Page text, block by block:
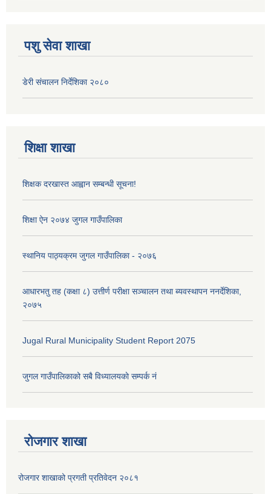
पशु सेवा शाखा
डेरी संचालन निर्देशिका २०८०
शिक्षा शाखा
शिक्षक दरखास्त आह्वान सम्बन्धी सूचना!
शिक्षा ऐन २०७४ जुगल गाउँपालिका
स्थानिय पाठ्यक्रम जुगल गाउँपालिका - २०७६
आधारभतु तह (कक्षा ८) उत्तीर्ण परीक्षा सञ्चालन तथा ब्यवस्थापन ननर्देशिका,
२०७५
Jugal Rural Municipality Student Report 2075
जुगल गाउँपालिकाको सबै विध्यालयकाे सम्पर्क नं
रोजगार शाखा
रोजगार शाखाको प्रगती प्रतिवेदन २०८१